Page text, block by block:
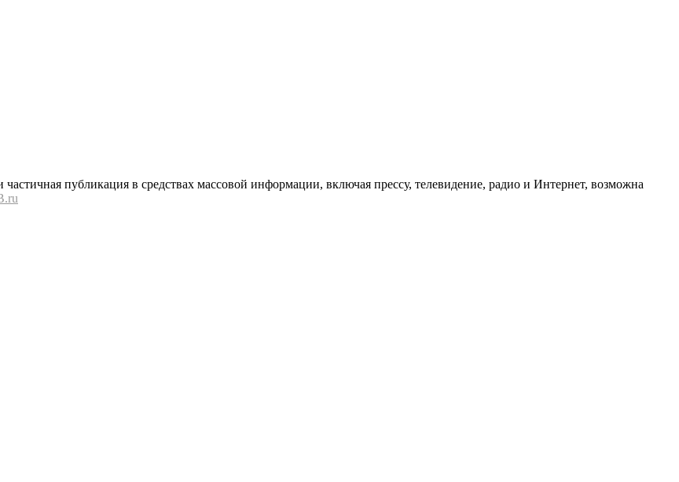
публикация в средствах массовой информации, включая прессу, телевидение, радио и Интернет, возможна